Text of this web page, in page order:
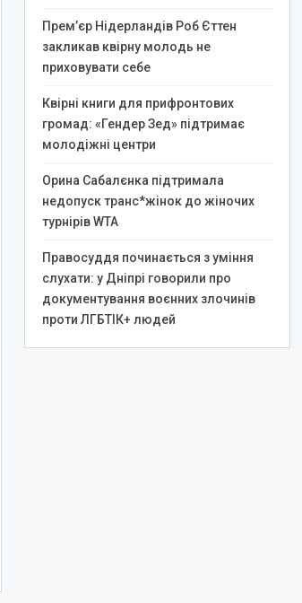
Прем’єр Нідерландів Роб Єттен
закликав квірну молодь не
приховувати себе
Квірні книги для прифронтових
громад: «Гендер Зед» підтримає
молодіжні центри
Орина Сабалєнка підтримала
недопуск транс*жінок до жіночих
турнірів WTA
Правосуддя починається з уміння
слухати: у Дніпрі говорили про
документування воєнних злочинів
проти ЛГБТІК+ людей